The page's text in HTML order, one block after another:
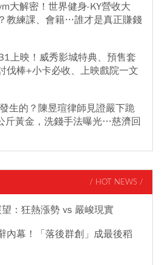
大解密！世界健身-KY營收大
教練課、會籍…誰才是真正賺錢
上映！威秀影城特典、預售套
棒+小卡必收、上映戲院一文
生的？陳昱瑄律師見證嚴下跪
斤黃金，洗錢手法曝光…慈濟回
/ HOT NEWS /
：狂熱漲勢 vs 嚴峻現實
內幕！「落後群創」成最後稻